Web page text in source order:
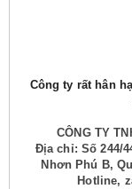
Công ty rất hân
CÔNG TY
Địa chỉ: Số 244/
Nhơn Phú B,
Hotline,